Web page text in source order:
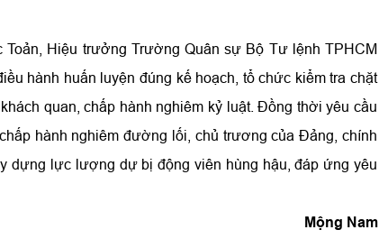
Hiệu trưởng Trường Quân sự Bộ Tư lệnh TPHCM
hành huấn luyện đúng kế hoạch, tổ chức kiểm tra chặt
quan, chấp hành nghiêm kỷ luật. Đồng thời yêu cầu
hành nghiêm đường lối, chủ trương của Đảng, chính
dựng lực lượng dự bị động viên hùng hậu, đáp ứng yêu
Mộng Nam